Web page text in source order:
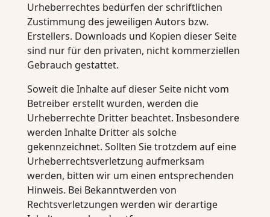
Urheberrechtes bedürfen der schriftlichen
Zustimmung des jeweiligen Autors bzw.
Erstellers. Downloads und Kopien dieser Seite
sind nur für den privaten, nicht kommerziellen
Gebrauch gestattet.
Soweit die Inhalte auf dieser Seite nicht vom
Betreiber erstellt wurden, werden die
Urheberrechte Dritter beachtet. Insbesondere
werden Inhalte Dritter als solche
gekennzeichnet. Sollten Sie trotzdem auf eine
Urheberrechtsverletzung aufmerksam
werden, bitten wir um einen entsprechenden
Hinweis. Bei Bekanntwerden von
Rechtsverletzungen werden wir derartige